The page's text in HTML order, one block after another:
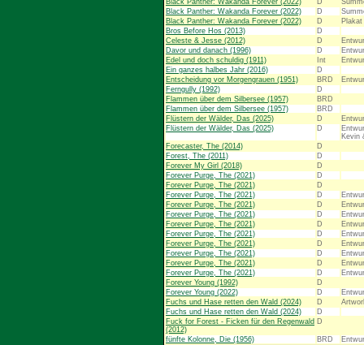
Black Panther: Wakanda Forever (2022)
D
Black Panther: Wakanda Forever (2022)
D
Black Panther: Wakanda Forever (2022)
D
Bros Before Hos (2013)
D
Celeste & Jesse (2012)
D
Davor und danach (1996)
D
Edel und doch schuldig (1911)
Int
Ein ganzes halbes Jahr (2016)
D
Entscheidung vor Morgengrauen (1951)
BRD
Ferngully (1992)
D
Flammen über dem Silbersee (1957)
BRD
Flammen über dem Silbersee (1957)
BRD
Flüstern der Wälder, Das (2025)
D
Flüstern der Wälder, Das (2025)
D
Kevin
Forecaster, The (2014)
D
Forest, The (2011)
D
Forever My Girl (2018)
D
Forever Purge, The (2021)
D
Forever Purge, The (2021)
D
Forever Purge, The (2021)
D
Forever Purge, The (2021)
D
Forever Purge, The (2021)
D
Forever Purge, The (2021)
D
Forever Purge, The (2021)
D
Forever Purge, The (2021)
D
Forever Purge, The (2021)
D
Forever Purge, The (2021)
D
Forever Purge, The (2021)
D
Forever Young (1992)
D
Forever Young (2022)
D
Fuchs und Hase retten den Wald (2024)
D
Fuchs und Hase retten den Wald (2024)
D
Fuck for Forest - Ficken für den Regenwald
(2012)
D
fünfte Kolonne, Die (1956) BRD